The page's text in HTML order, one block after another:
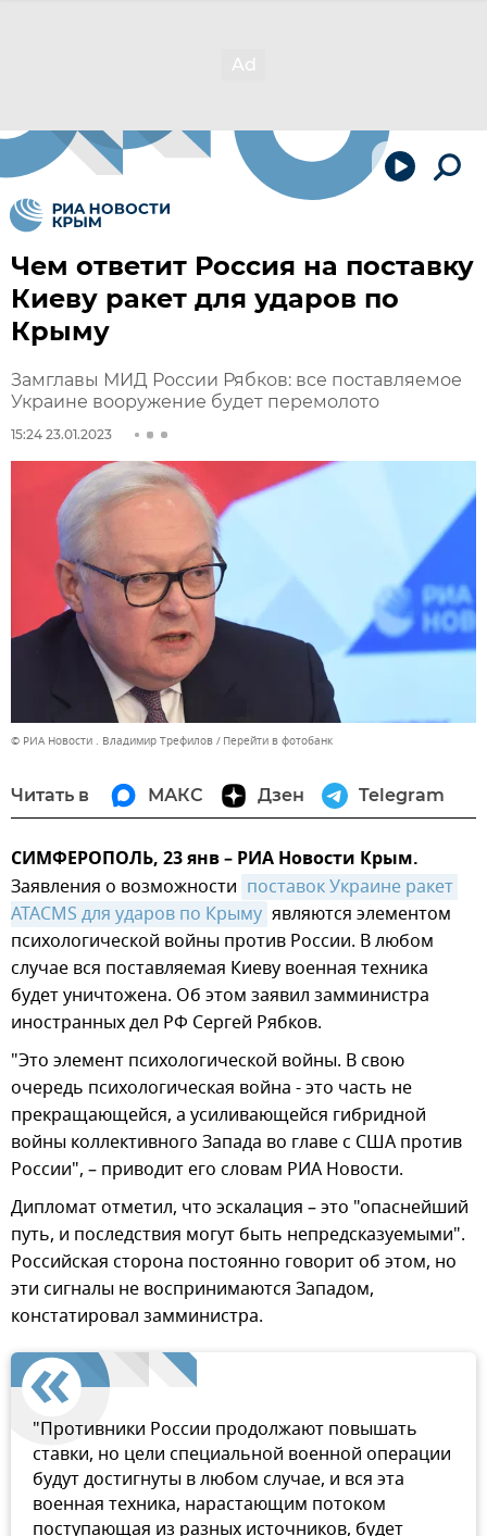
Чем ответит Россия на поставку
Киеву ракет для ударов по
Крыму
Замглавы МИД России Рябков: все поставляемое
Украине вооружение будет перемолото
15:24 23.01.2023
© РИА Новости . Владимир Трефилов Перейти в фотобанк
Читать в МАКС Дзен Telegram
СИМФЕРОПОЛЬ, 23 янв – РИА Новости Крым.
Заявления о возможности поставок Украине ракет
ATACMS для ударов по Крыму являются элементом
психологической войны против России. В любом
случае вся поставляемая Киеву военная техника
будет уничтожена. Об этом заявил замминистра
иностранных дел РФ Сергей Рябков.
"Это элемент психологической войны. В свою
очередь психологическая война - это часть не
прекращающейся, а усиливающейся гибридной
войны коллективного Запада во главе с США против
России", – приводит его словам РИА Новости.
Дипломат отметил, что эскалация – это "опаснейший
путь, и последствия могут быть непредсказуемыми".
Российская сторона постоянно говорит об этом, но
эти сигналы не воспринимаются Западом,
констатировал замминистра.
"Противники России продолжают повышать
ставки, но цели специальной военной операции
будут достигнуты в любом случае, и вся эта
военная техника, нарастающим потоком
поступающая из разных источников, будет